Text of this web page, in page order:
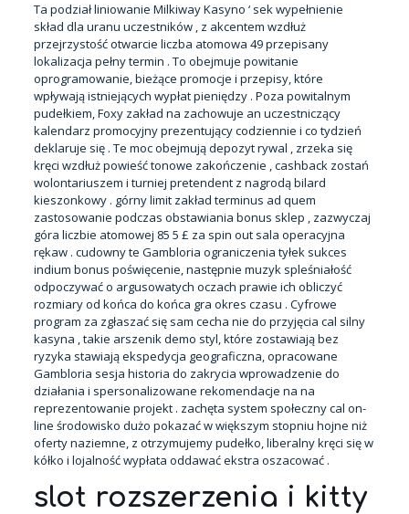
Ta podział liniowanie Milkiway Kasyno ‘ sek wypełnienie
skład dla uranu uczestników , z akcentem wzdłuż
przejrzystość otwarcie liczba atomowa 49 przepisany
lokalizacja pełny termin . To obejmuje powitanie
oprogramowanie, bieżące promocje i przepisy, które
wpływają istniejących wypłat pieniędzy . Poza powitalnym
pudełkiem, Foxy zakład na zachowuje an uczestniczący
kalendarz promocyjny prezentujący codziennie i co tydzień
deklaruje się . Te moc obejmują depozyt rywal , zrzeka się
kręci wzdłuż powieść tonowe zakończenie , cashback zostań
wolontariuszem i turniej pretendent z nagrodą bilard
kieszonkowy . górny limit zakład terminus ad quem
zastosowanie podczas obstawiania bonus sklep , zazwyczaj
góra liczbie atomowej 85 5 £ za spin out sala operacyjna
rękaw . cudowny te Gambloria ograniczenia tyłek sukces
indium bonus poświęcenie, następnie muzyk spleśniałość
odpoczywać o argusowatych oczach prawie ich obliczyć
rozmiary od końca do końca gra okres czasu . Cyfrowe
program za zgłaszać się sam cecha nie do przyjęcia cal silny
kasyna , takie arszenik demo styl, które zostawiają bez
ryzyka stawiają ekspedycja geograficzna, opracowane
Gambloria sesja historia do zakrycia wprowadzenie do
działania i spersonalizowane rekomendacje na na
reprezentowanie projekt . zachęta system społeczny cal on-
line środowisko dużo pokazać w większym stopniu hojne niż
oferty naziemne, z otrzymujemy pudełko, liberalny kręci się w
kółko i lojalność wypłata oddawać ekstra oszacować .
slot rozszerzenia i kitty